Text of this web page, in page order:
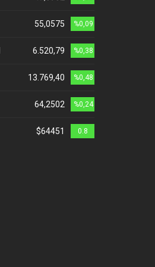
55,0575 %0,09
6.520,79 %0,38
13.769,40 %0,48
64,2502 %0,24
$64451 0.8